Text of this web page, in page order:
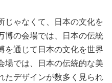
じゃなくて、日本の文化を
博の会場では、日本の伝統
を通じて日本の文化を世界
場では、日本の伝統的な美
たデザインが数多く見られ